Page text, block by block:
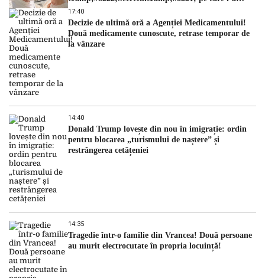
dezvăluit
17:40
Decizie de ultimă oră a Agenției Medicamentului!
Două medicamente cunoscute, retrase temporar de
la vânzare
14:40
Donald Trump lovește din nou în imigrație: ordin
pentru blocarea „turismului de naștere” și
restrângerea cetățeniei
14:35
Tragedie într-o familie din Vrancea! Două persoane
au murit electrocutate în propria locuință!